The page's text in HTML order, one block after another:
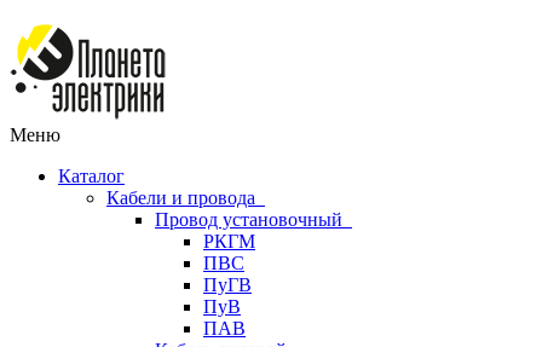
Меню
Каталог
Кабели и провода
Провод установочный
РКГМ
ПВС
ПуГВ
ПуВ
ПАВ